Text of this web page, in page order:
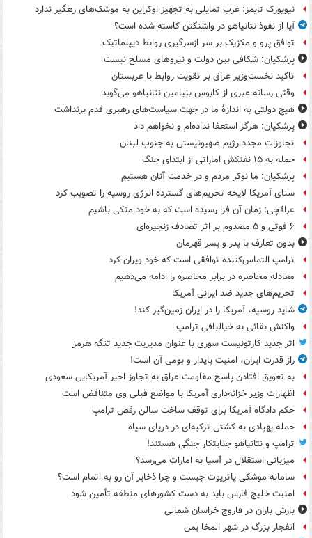
نیویورک تایمز: غرب تمایلی به تجهیز اوکراین به موشک‌های رهگیر ندارد
آیا از نفوذ نتانیاهو در واشنگتن کاسته شده است؟
توافق پرو و مکزیک بر سر ازسرگیری روابط دیپلماتیک
پزشکیان: شکافی بین دولت و نیروهای مسلح نیست
تاکید نخست‌وزیر عراق بر تقویت روابط با عربستان
وقتی رسانه عبری از کابوس بنیامین نتانیاهو می‌گوید
هیچ دولتی به اندازۀ ما در جهت سیاست‌های رهبری قدم برنداشت
پزشکیان: هرگز استعفا نداده‌ام و نخواهم داد
تجاوزات مجدد رژیم صهیونیستی به جنوب لبنان
حمله به ۱۵ نفتکش‌ اماراتی از ابتدای جنگ
پزشکیان: ما نوکر مردم و در خدمت آنان هستیم
سنای آمریکا لایحه تحریم‌های گسترده انرژی روسیه را تصویب کرد
عراقچی: زمان آن فرا رسیده است که به خود متکی باشیم
۶ فوتی و ۵ مصدوم بر اثر تصادف زنجیره‌ای
بدون تعارف با پدر و پسر قهرمان
ترامپ التماس‌کننده توافقی است که خود ویران کرد
معادله محاصره در برابر محاصره را ادامه می‌دهیم
تحریم‌های جدید ضد ایرانی آمریکا
شاید روسیه، آمریکا را در ایران زمین‌گیر کند!
واکنش بقائی به خیالبافی ترامپ
اثر جدید کارتونیست سوری با عنوان مدیریت جدید تنگه هرمز
راز قدرت ایران، امنیت پایدار و بومی آن است!
به تعویق افتادن پاسخ مقاومت عراق به تجاوز اخیر آمریکایی سعودی
اظهارات وزیر خزانه‌داری آمریکا با مواضع قبلی وی متناقض است
حکم دادگاه آمریکا برای توقف ساخت سالن رقص ترامپ
حمله پهپادی به کشتی ترکیه‌ای در دریای سیاه
ترامپ و نتانیاهو جنایتکار جنگی هستند!
میزبانی استقلال در آسیا به امارات می‌رسد؟
سامانه موشکی پاتریوت چیست و چرا ذخایر آن رو به اتمام است؟
امنیت خلیج فارس باید به دست کشورهای منطقه تأمین شود
بارش باران در فاروج خراسان شمالی
انفجار بزرگ در شهر المخا یمن